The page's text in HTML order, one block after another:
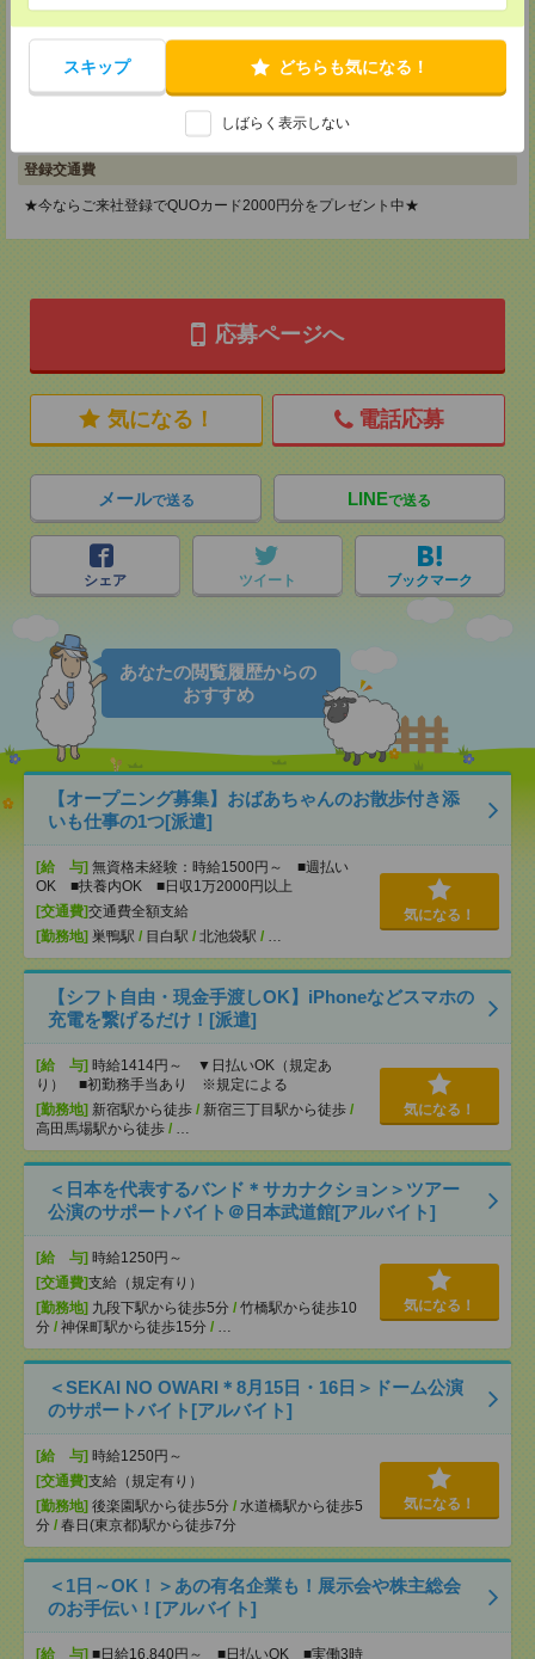
スキップ どちらも気になる！
しばらく表示しない
メディカルケア事業部 横浜オフィス
神奈川県横浜市保土ケ谷区神戸町134 横浜ビジネスパークサウスタワー
2F B区画
TEL：0120-901-799
tenshoku@nikken-ts.jp
登録交通費
★今ならご来社登録でQUOカード2000円分をプレゼント中★
応募ページへ
気になる！ 電話応募
メールで送る LINEで送る
シェア ツイート ブックマーク
あなたの閲覧履歴からの
おすすめ
【オープニング募集】おばあちゃんのお散歩付き添
いも仕事の1つ[派遣]
[給 与] 無資格未経験：時給1500円～ ■週払い
OK ■扶養内OK ■日収1万2000円以上
[交通費]交通費全額支給
[勤務地] 巣鴨駅 / 目白駅 / 北池袋駅 / …
気になる！
【シフト自由・現金手渡しOK】iPhoneなどスマホの
充電を繋げるだけ！[派遣]
[給 与] 時給1414円～ ▼日払いOK（規定あ
り） ■初勤務手当あり ※規定による
[勤務地] 新宿駅から徒歩 / 新宿三丁目駅から徒歩 /
高田馬場駅から徒歩 / …
気になる！
＜日本を代表するバンド＊サカナクション＞ツアー
公演のサポートバイト＠日本武道館[アルバイト]
[給 与] 時給1250円～
[交通費]支給（規定有り）
[勤務地] 九段下駅から徒歩5分 / 竹橋駅から徒歩10
分 / 神保町駅から徒歩15分 / …
気になる！
＜SEKAI NO OWARI＊8月15日・16日＞ドーム公演
のサポートバイト[アルバイト]
[給 与] 時給1250円～
[交通費]支給（規定有り）
[勤務地] 後楽園駅から徒歩5分 / 水道橋駅から徒歩5
分 / 春日(東京都)駅から徒歩7分
気になる！
＜1日～OK！＞あの有名企業も！展示会や株主総会
のお手伝い！[アルバイト]
[給 与] ■日給16,840円～ ■日払いOK ■実働3時